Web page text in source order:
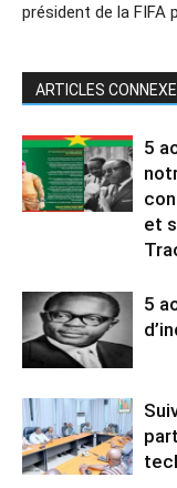
président de la FIFA
ARTICLES
5
et
5